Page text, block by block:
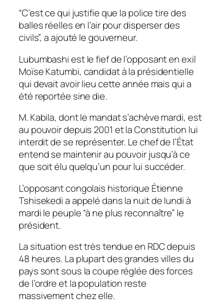
“C’est ce qui justifie que la police tire des
balles réelles en l’air pour disperser des
civils”, a ajouté le gouverneur.
Lubumbashi est le fief de l’opposant en exil
Moïse Katumbi, candidat à la présidentielle
qui devait avoir lieu cette année mais qui a
été reportée sine die.
M. Kabila, dont le mandat s’achève mardi, est
au pouvoir depuis 2001 et la Constitution lui
interdit de se représenter. Le chef de l’État
entend se maintenir au pouvoir jusqu’à ce
que soit élu quelqu’un pour lui succéder.
L’opposant congolais historique Étienne
Tshisekedi a appelé dans la nuit de lundi à
mardi le peuple “à ne plus reconnaître” le
président.
La situation est très tendue en RDC depuis
48 heures. La plupart des grandes villes du
pays sont sous la coupe réglée des forces
de l’ordre et la population reste
massivement chez elle.